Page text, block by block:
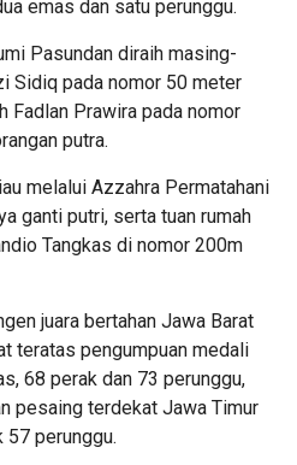
emas dan satu perunggu.
Pasundan diraih masing-
Sidiq pada nomor 50 meter
Fadlan Prawira pada nomor
putra.
melalui Azzahra Permatahani
ganti putri, serta tuan rumah
Tangkas di nomor 200m
juara bertahan Jawa Barat
teratas pengumpuan medali
68 perak dan 73 perunggu,
pesaing terdekat Jawa Timur
57 perunggu.